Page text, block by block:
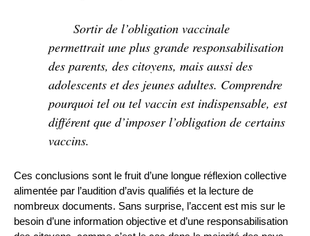
Sortir de l’obligation vaccinale
permettrait une plus grande responsabilisation
des parents, des citoyens, mais aussi des
adolescents et des jeunes adultes. Comprendre
pourquoi tel ou tel vaccin est indispensable, est
différent que d’imposer l’obligation de certains
vaccins.
Ces conclusions sont le fruit d’une longue réflexion collective
alimentée par l’audition d’avis qualifiés et la lecture de
nombreux documents. Sans surprise, l’accent est mis sur le
besoin d’une information objective et d’une responsabilisation